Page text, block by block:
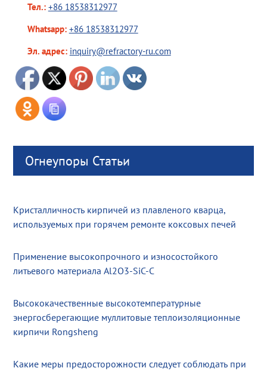
Тел.: +86 18538312977
Whatsapp: +86 18538312977
Эл. адрес: inquiry@refractory-ru.com
Огнеупоры Статьи
Кристалличность кирпичей из плавленого кварца,
используемых при горячем ремонте коксовых печей
Применение высокопрочного и износостойкого
литьевого материала Al2O3-SiC-C
Высококачественные высокотемпературные
энергосберегающие муллитовые теплоизоляционные
кирпичи Rongsheng
Какие меры предосторожности следует соблюдать при